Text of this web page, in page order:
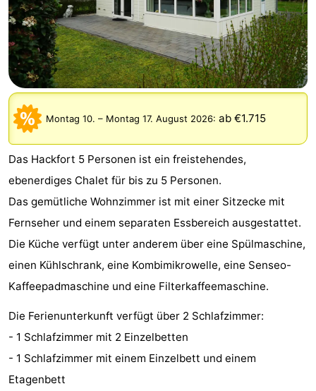
Ferienhäuser
-
De
Gouden
Spar
-
De
Noordduinen
-
Duinresort
Dunimar
-
Noordwijkse
Duinen
-
Parc
du
Soleil
Hotels
Zimmer
(mit
Lastminutes
Sehen
Montag 10. – Montag 17. August 2026: ab €1.715
Das Hackfort 5 Personen ist ein freistehendes,
ebenerdiges Chalet für bis zu 5 Personen.
Das gemütliche Wohnzimmer ist mit einer Sitzecke mit
Fernseher und einem separaten Essbereich ausgestattet.
Die Küche verfügt unter anderem über eine Spülmaschine,
einen Kühlschrank, eine Kombimikrowelle, eine Senseo-
Kaffeepadmaschine und eine Filterkaffeemaschine.
Die Ferienunterkunft verfügt über 2 Schlafzimmer:
- 1 Schlafzimmer mit 2 Einzelbetten
- 1 Schlafzimmer mit einem Einzelbett und einem
Etagenbett